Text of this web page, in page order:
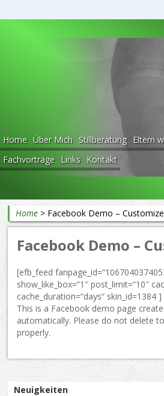
Home Über Mich Stillberatung Eltern
Fachvorträge Links Kontakt
Beratung rund ums
Home > Facebook Demo –
Facebook Demo –
[efb_feed
show_like_box=“1″ post_limit=“10″
cache_duration=“days“ skin_id=1384 ]
This is a Facebook demo page
automatically. Please do not delete
properly.
Neuigkeiten